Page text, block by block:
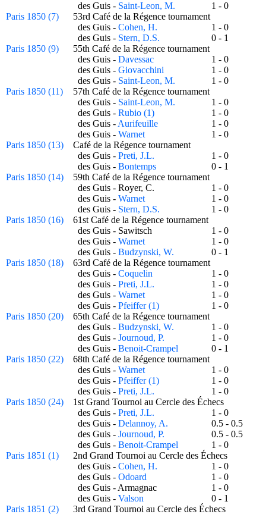
des Guis - Saint-Leon, M.
1 - 0
Paris 1850 (7)
53rd Café de la Régence tournament
des Guis - Cohen, H.
1 - 0
des Guis - Stern, D.S.
0 - 1
Paris 1850 (9)
55th Café de la Régence tournament
des Guis - Davessac
1 - 0
des Guis - Giovacchini
1 - 0
des Guis - Saint-Leon, M.
1 - 0
Paris 1850 (11)
57th Café de la Régence tournament
des Guis - Saint-Leon, M.
1 - 0
des Guis - Rubio (1)
1 - 0
des Guis - Aurifeuille
1 - 0
des Guis - Warnet
1 - 0
Paris 1850 (13)
Café de la Régence tournament
des Guis - Preti, J.L.
1 - 0
des Guis - Bontemps
0 - 1
Paris 1850 (14)
59th Café de la Régence tournament
des Guis - Royer, C.
1 - 0
des Guis - Warnet
1 - 0
des Guis - Stern, D.S.
1 - 0
Paris 1850 (16)
61st Café de la Régence tournament
des Guis - Sawitsch
1 - 0
des Guis - Warnet
1 - 0
des Guis - Budzynski, W.
0 - 1
Paris 1850 (18)
63rd Café de la Régence tournament
des Guis - Coquelin
1 - 0
des Guis - Preti, J.L.
1 - 0
des Guis - Warnet
1 - 0
des Guis - Pfeiffer (1)
1 - 0
Paris 1850 (20)
65th Café de la Régence tournament
des Guis - Budzynski, W.
1 - 0
des Guis - Journoud, P.
1 - 0
des Guis - Benoit-Crampel
0 - 1
Paris 1850 (22)
68th Café de la Régence tournament
des Guis - Warnet
1 - 0
des Guis - Pfeiffer (1)
1 - 0
des Guis - Preti, J.L.
1 - 0
Paris 1850 (24)
1st Grand Tournoi au Cercle des Échecs
des Guis - Preti, J.L.
1 - 0
des Guis - Delannoy, A.
0.5 - 0.5
des Guis - Journoud, P.
0.5 - 0.5
des Guis - Benoit-Crampel
1 - 0
Paris 1851 (1)
2nd Grand Tournoi au Cercle des Échecs
des Guis - Cohen, H. 1 - 0
des Guis - Odoard
1 - 0
des Guis - Armagnac
1 - 0
des Guis - Valson 0 - 1
Paris 1851 (2)
3rd Grand Tournoi au Cercle des Échecs